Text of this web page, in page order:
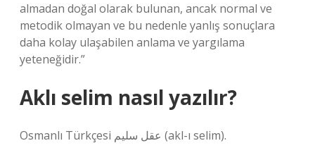
almadan doğal olarak bulunan, ancak normal ve
metodik olmayan ve bu nedenle yanlış sonuçlara
daha kolay ulaşabilen anlama ve yargılama
yeteneğidir.”
Aklı selim nasıl yazılır?
Osmanlı Türkçesi عقل سلیم‎ (akl-ı selim).